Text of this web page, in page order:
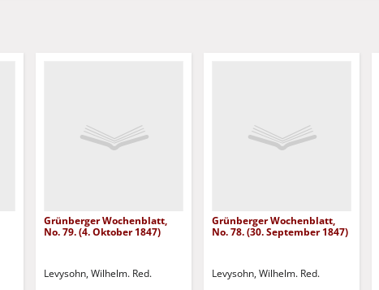
Grünberger Wochenblatt,
No. 79. (4. Oktober 1847)
Levysohn, Wilhelm. Red.
Grünberger Wochenblatt,
No. 78. (30. September 1847)
Levysohn, Wilhelm. Red.